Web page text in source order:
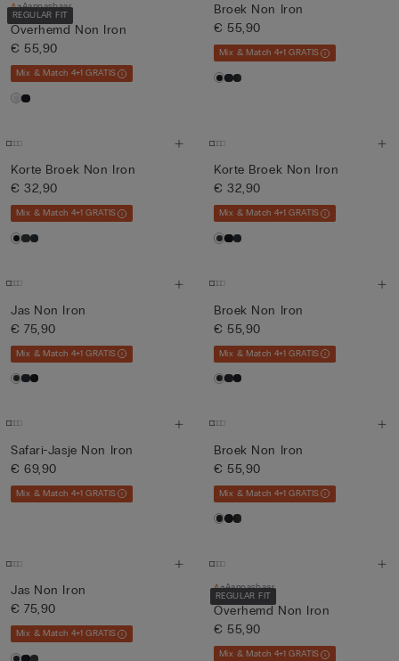
REGULAR FIT
Aanpasbaar
Overhemd Non Iron
€ 55,90
Mix & Match 4+1 GRATIS
Broek Non Iron
€ 55,90
Mix & Match 4+1 GRATIS
Korte Broek Non Iron
€ 32,90
Mix & Match 4+1 GRATIS
Korte Broek Non Iron
€ 32,90
Mix & Match 4+1 GRATIS
Jas Non Iron
€ 75,90
Mix & Match 4+1 GRATIS
Broek Non Iron
€ 55,90
Mix & Match 4+1 GRATIS
Safari-Jasje Non Iron
€ 69,90
Mix & Match 4+1 GRATIS
Broek Non Iron
€ 55,90
Mix & Match 4+1 GRATIS
Jas Non Iron
€ 75,90
Mix & Match 4+1 GRATIS
REGULAR FIT
Aanpasbaar
Overhemd Non Iron
€ 55,90
Mix & Match 4+1 GRATIS